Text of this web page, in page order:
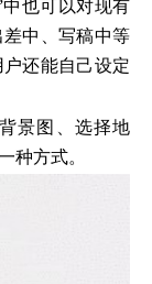
也可以对现有
中、写稿中等
还能自己设定
景图、选择地
种方式。